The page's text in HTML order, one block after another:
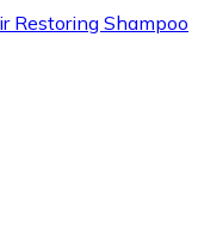
Restoring Shampoo